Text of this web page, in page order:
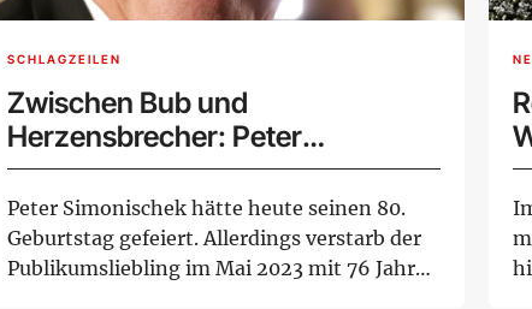
SCHLAGZEILEN
Zwischen Bub und
Herzensbrecher: Peter
Simonischek wäre 80
Peter Simonischek hätte heute seinen 80.
Geburtstag gefeiert. Allerdings verstarb der
Publikumsliebling im Mai 2023 mit 76 Jahren